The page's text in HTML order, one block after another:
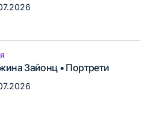
Зайонц • Портрети